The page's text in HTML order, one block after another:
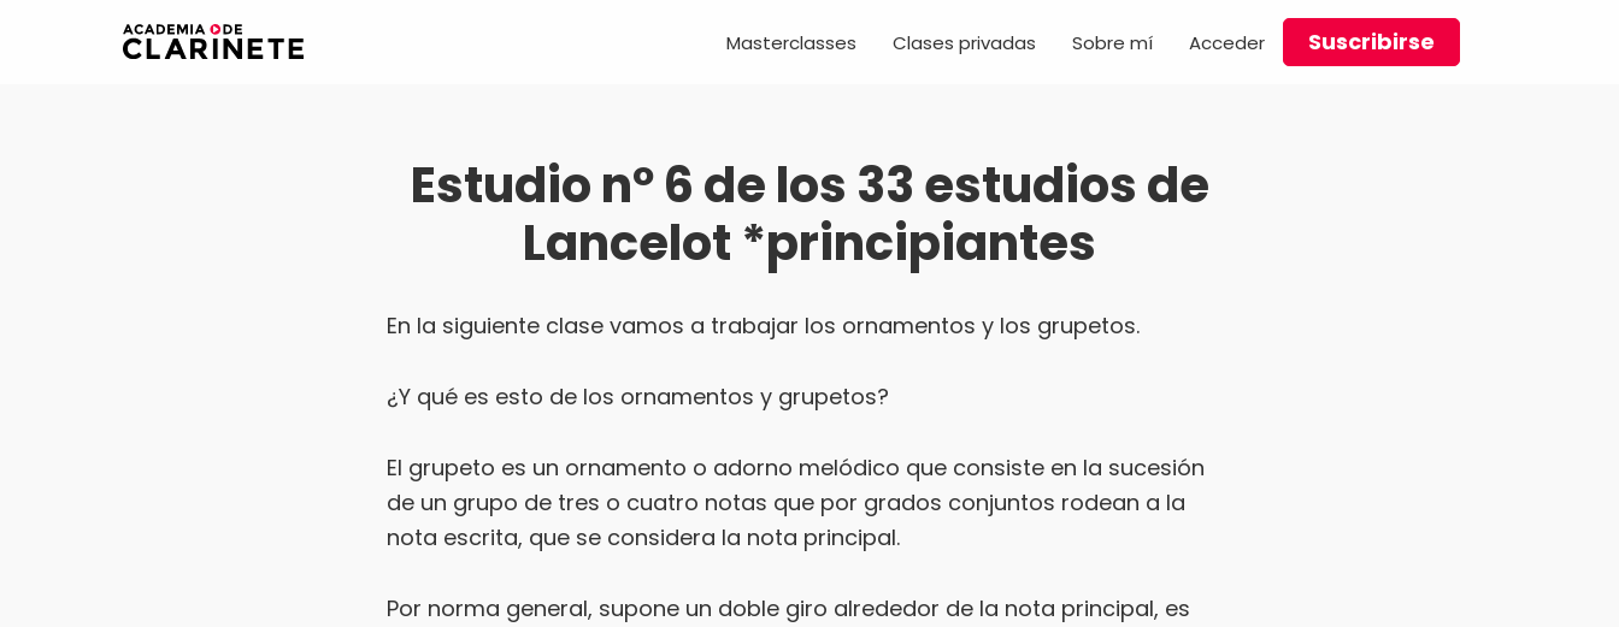
Masterclasses Clases privadas Sobre mí Acceder Suscribirse
Estudio nº 6 de los 33 estudios de
Lancelot *principiantes
En la siguiente clase vamos a trabajar los ornamentos y los grupetos.
¿Y qué es esto de los ornamentos y grupetos?
El grupeto es un ornamento o adorno melódico que consiste en la sucesión
de un grupo de tres o cuatro notas que por grados conjuntos rodean a la
nota escrita, que se considera la nota principal.
Por norma general, supone un doble giro alrededor de la nota principal, es